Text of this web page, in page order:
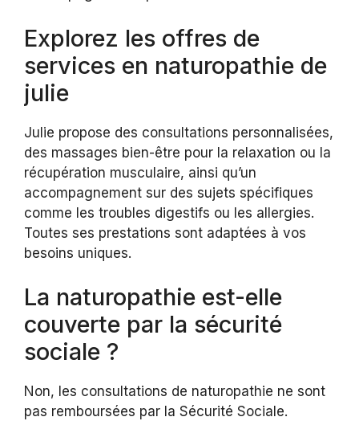
Explorez les offres de
services en naturopathie de
julie
Julie propose des consultations personnalisées,
des massages bien-être pour la relaxation ou la
récupération musculaire, ainsi qu’un
accompagnement sur des sujets spécifiques
comme les troubles digestifs ou les allergies.
Toutes ses prestations sont adaptées à vos
besoins uniques.
La naturopathie est-elle
couverte par la sécurité
sociale ?
Non, les consultations de naturopathie ne sont
pas remboursées par la Sécurité Sociale.